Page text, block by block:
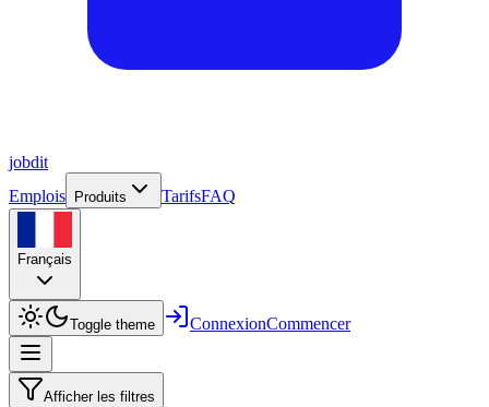
jobdit
Emplois
Produits TarifsFAQ
Français
Toggle theme ConnexionCommencer
Afficher les filtres